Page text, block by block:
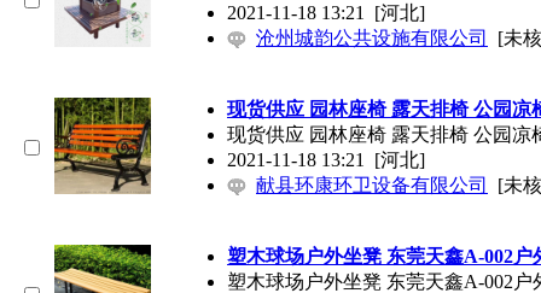
2021-11-18 13:21 [河北]
沧州城韵公共设施有限公司
[未
现货供应 园林座椅 露天排椅 公园凉
现货供应 园林座椅 露天排椅 公园凉
2021-11-18 13:21 [河北]
献县环康环卫设备有限公司
[未
塑木球场户外坐凳 东莞天鑫A-002户
塑木球场户外坐凳 东莞天鑫A-002户